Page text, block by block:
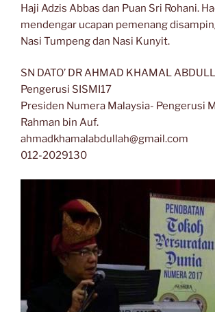
Haji Adzis Abbas dan Puan Sri Rohani.
mendengar ucapan pemenang
Nasi Tumpeng dan Nasi Kunyit.
SN DATO’ DR AHMAD KHAMAL
Pengerusi SISMI17
Presiden Numera Malaysia- Pengerusi
Rahman bin Auf.
ahmadkhamalabdullah@gmail.com
012-2029130